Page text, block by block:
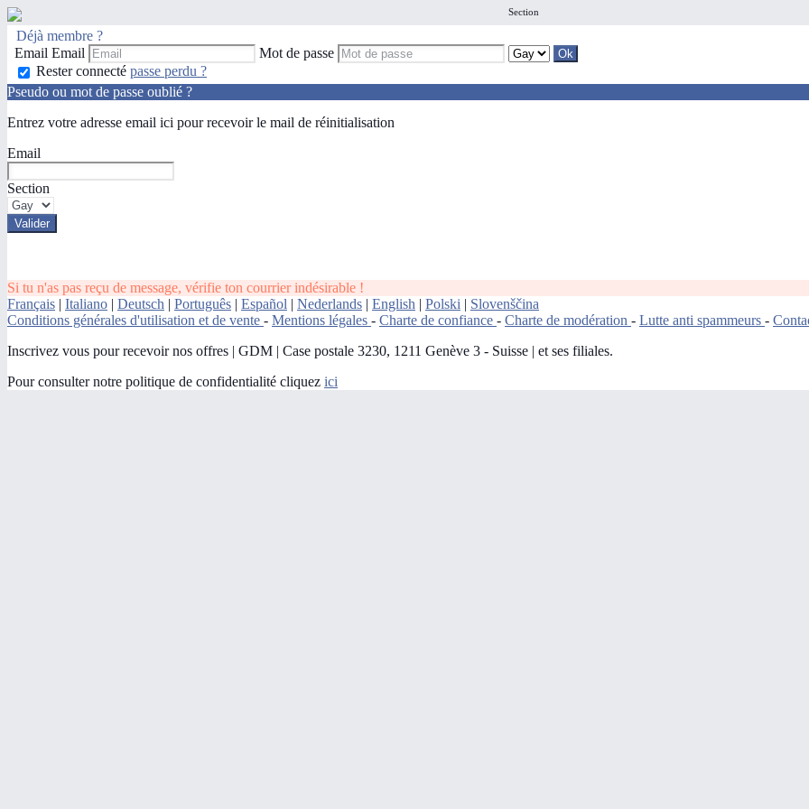
Déjà membre ?
Email Email Mot de passe
Section
Rester connecté passe perdu ?
Pseudo ou mot de passe oublié ?
Entrez votre adresse email ici pour recevoir le mail de réinitialisation
Email
Section
Si tu n'as pas reçu de message, vérifie ton courrier indésirable !
Français | Italiano | Deutsch | Português | Español | Nederlands | English | Polski | Slovenščina
Conditions générales d'utilisation et de vente - Mentions légales - Charte de confiance - Charte de modération - Lutte anti spammeurs -
Inscrivez vous pour recevoir nos offres | GDM | Case postale 3230, 1211 Genève 3 - Suisse | et ses filiales.
Pour consulter notre politique de confidentialité cliquez ici